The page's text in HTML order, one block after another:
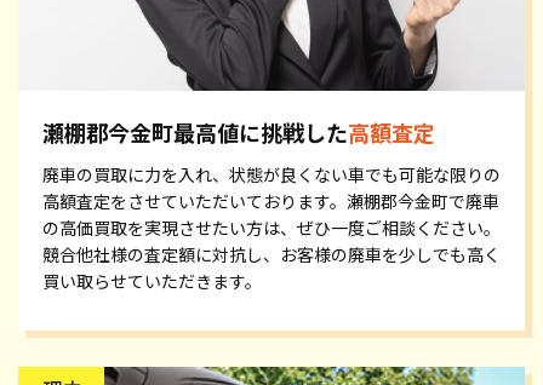
瀬棚郡今金町最高値に挑戦した高額査定
廃車の買取に力を入れ、状態が良くない車でも可能な限りの
高額査定をさせていただいております。瀬棚郡今金町で廃車
の高価買取を実現させたい方は、ぜひ一度ご相談ください。
競合他社様の査定額に対抗し、お客様の廃車を少しでも高く
買い取らせていただきます。